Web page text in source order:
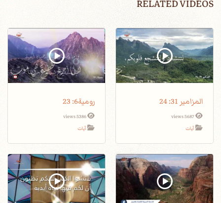
RELATED VIDEOS
المزامير 31: 24
5687 views
آيات
رومية6: 23
5386 views
آيات